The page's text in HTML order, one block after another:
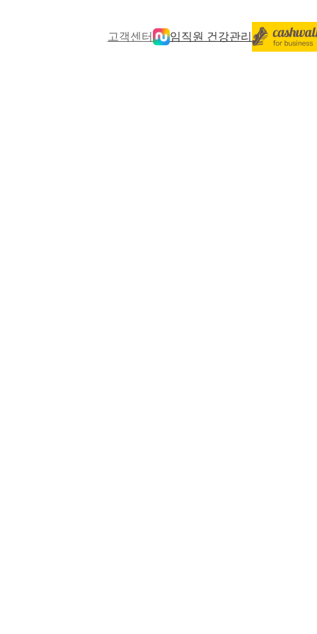
고객센터 임직원 건강관리